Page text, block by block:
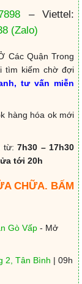
– Viettel:
(Zalo)
Các Quận Trong
tìm kiếm chờ đợi
tư vấn miễn
hàng hóa ok mới
từ: 7h30 – 17h30
tới 20h
CHỮA. BẤM
Gò Vấp- Mở
2, Tân Bình | 09h